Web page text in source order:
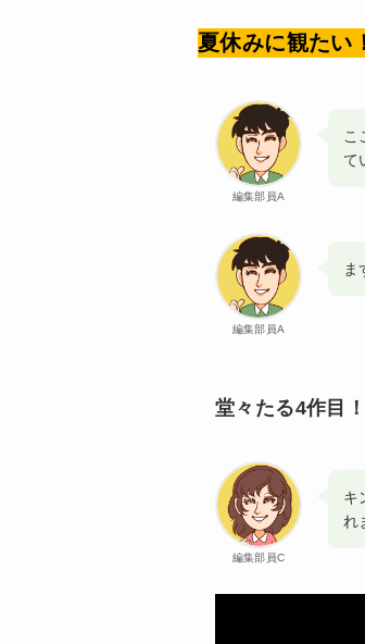
夏休みに観たい
編集部員A
こ
て
編集部員A
ま
堂々たる4作目
編集部員C
キ
れ